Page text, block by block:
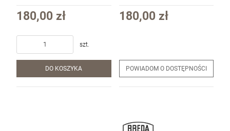
180,00 zł
szt.
DO KOSZYKA
180,00 zł
POWIADOM O DOSTĘPNOŚCI